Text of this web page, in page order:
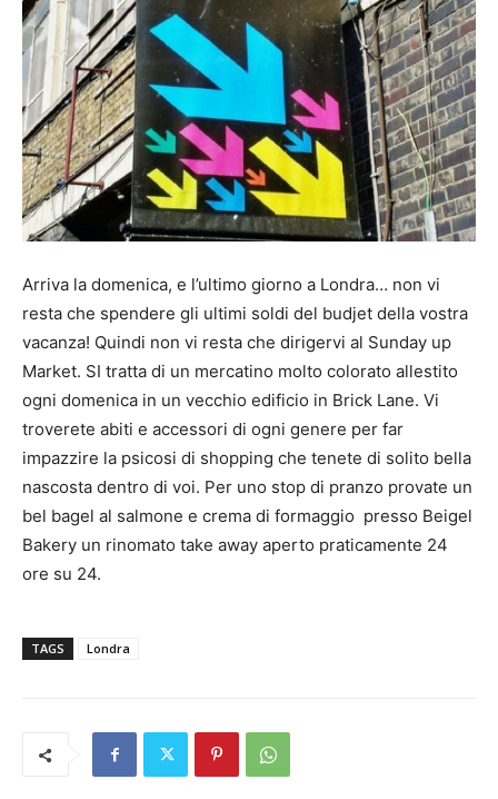
Arriva la domenica, e l’ultimo giorno a Londra… non vi
resta che spendere gli ultimi soldi del budjet della vostra
vacanza! Quindi non vi resta che dirigervi al Sunday up
Market. SI tratta di un mercatino molto colorato allestito
ogni domenica in un vecchio edificio in Brick Lane. Vi
troverete abiti e accessori di ogni genere per far
impazzire la psicosi di shopping che tenete di solito bella
nascosta dentro di voi. Per uno stop di pranzo provate un
bel bagel al salmone e crema di formaggio presso Beigel
Bakery un rinomato take away aperto praticamente 24
ore su 24.
TAGS Londra